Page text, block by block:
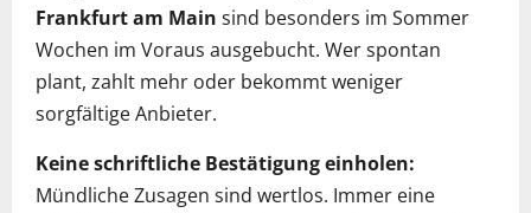
Frankfurt am Main sind besonders im Sommer
Wochen im Voraus ausgebucht. Wer spontan
plant, zahlt mehr oder bekommt weniger
sorgfältige Anbieter.
Keine schriftliche Bestätigung einholen:
Mündliche Zusagen sind wertlos. Immer eine